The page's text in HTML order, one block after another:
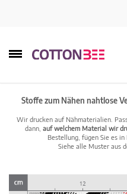
Stoffe zum Nähen nahtlose
Wir drucken auf Nähmaterialien.
dann, auf welchem Material wir
Bestellung, fügen Sie es
Siehe alle Muster aus